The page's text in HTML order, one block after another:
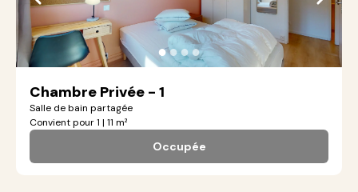
●●●●
Chambre Privée - 1
Salle de bain partagée
Convient pour 1 | 11 m²
Occupée